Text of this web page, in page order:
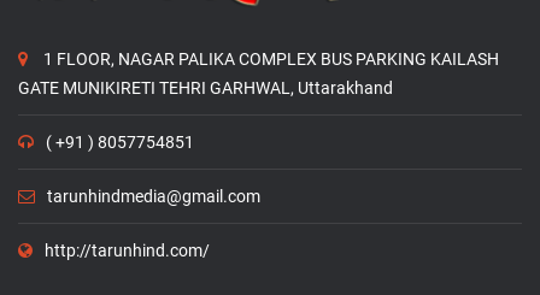
1 FLOOR, NAGAR PALIKA COMPLEX BUS PARKING KAILASH
GATE MUNIKIRETI TEHRI GARHWAL, Uttarakhand
( +91 ) 8057754851
tarunhindmedia@gmail.com
http://tarunhind.com/